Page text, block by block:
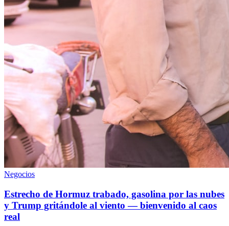
Negocios
Estrecho de Hormuz trabado, gasolina por las nubes
y Trump gritándole al viento — bienvenido al caos
real